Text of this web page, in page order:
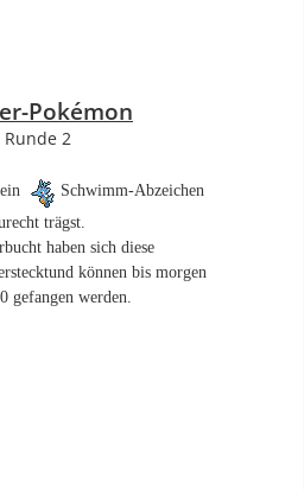
Pokémon
Runde 2
Schwimm-Abzeichen
trägst.
haben sich diese
können bis morgen
gefangen werden.